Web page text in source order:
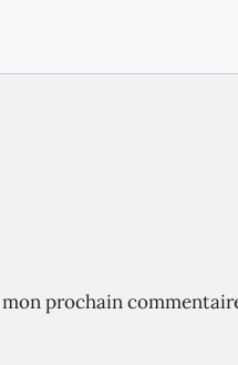
prochain